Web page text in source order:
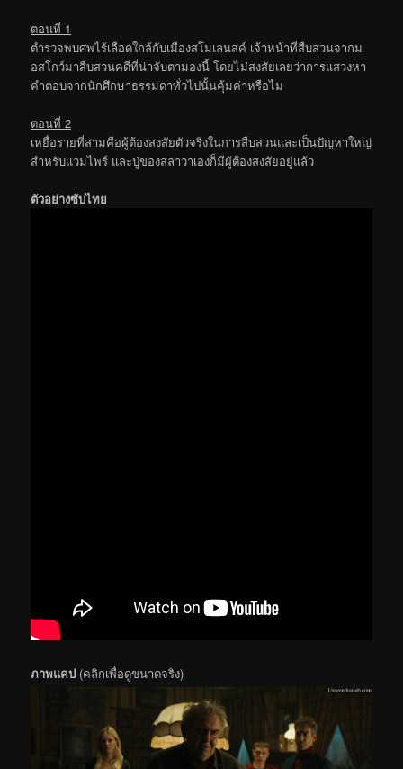
ตอนที่ 1
ตำรวจพบศพไร้เลือดใกล้กับเมืองสโมเลนสค์ เจ้าหน้าที่สืบสวนจากม
อสโกว์มาสืบสวนคดีที่น่าจับตามองนี้ โดยไม่สงสัยเลยว่าการแสวงหา
คำตอบจากนักศึกษาธรรมดาทั่วไปนั้นคุ้มค่าหรือไม่
ตอนที่ 2
เหยื่อรายที่สามคือผู้ต้องสงสัยตัวจริงในการสืบสวนและเป็นปัญหาใหญ่
สำหรับแวมไพร์ และปู่ของสลาวาเองก็มีผู้ต้องสงสัยอยู่แล้ว
ตัวอย่างซับไทย
ภาพแคป (คลิกเพื่อดูขนาดจริง)